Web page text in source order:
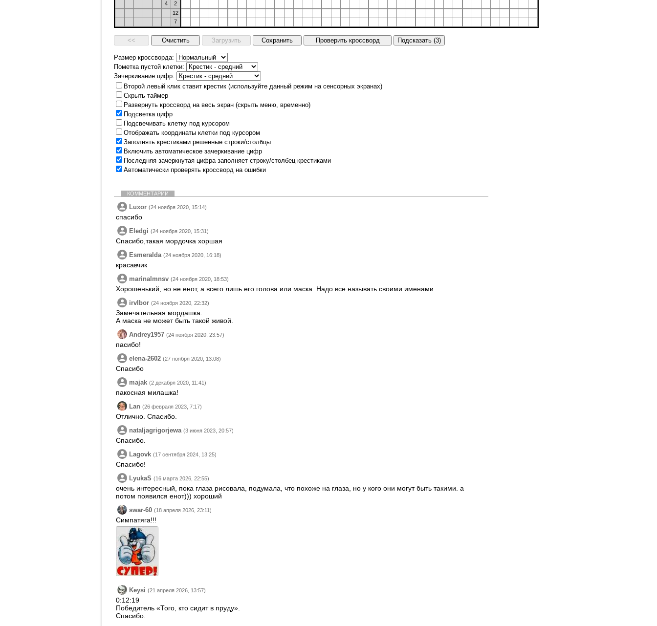
4
2
12
7
Размер кроссворда:
Пометка пустой клетки:
Зачеркивание цифр:
Второй левый клик ставит крестик (используйте данный режим на сенсорных экранах)
Скрыть таймер
Развернуть кроссворд на весь экран (скрыть меню, временно)
Подсветка цифр
Подсвечивать клетку под курсором
Отображать координаты клетки под курсором
Заполнять крестиками решенные строки/столбцы
Включить автоматическое зачеркивание цифр
Последняя зачеркнутая цифра заполняет строку/столбец крестиками
Автоматически проверять кроссворд на ошибки
КОММЕНТАРИИ
Luxor (24 ноября 2020, 15:14)
спасибо
Eledgi (24 ноября 2020, 15:31)
Спасибо,такая мордочка хоршая
Esmeralda (24 ноября 2020, 16:18)
красавчик
marinalmnsv (24 ноября 2020, 18:53)
Хорошенький, но не енот, а всего лишь его голова или маска. Надо все называть своими именами.
irvlbor (24 ноября 2020, 22:32)
Замечательная мордашка.
А маска не может быть такой живой.
Andrey1957 (24 ноября 2020, 23:57)
пасибо!
elena-2602 (27 ноября 2020, 13:08)
Спасибо
majak (2 декабря 2020, 11:41)
пакосная милашка!
Lan (26 февраля 2023, 7:17)
Отлично. Спасибо.
nataljagrigorjewa (3 июня 2023, 20:57)
Спасибо.
Lagovk (17 сентября 2024, 13:25)
Спасибо!
LyukaS (16 марта 2026, 22:55)
очень интересный, пока глаза рисовала, подумала, что похоже на глаза, но у кого они могут быть такими. а
потом появился енот))) хороший
swar-60 (18 апреля 2026, 23:11)
Симпатяга!!!
Keysi (21 апреля 2026, 13:57)
0:12:19
Победитель «Того, кто сидит в пруду».
Спасибо.